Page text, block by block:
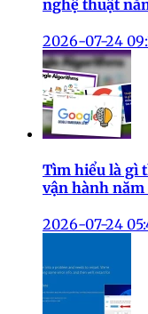
nghệ thuật
2026-07-24
Tìm hiểu là gì
vận hành năm
2026-07-24